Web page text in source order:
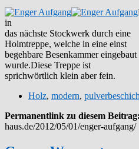
in
das nächste Stockwerk durch eine
Holmtreppe, welche in eine einst
begehbare Besenkammer eingebaut
wurde.Diese Treppe ist
sprichwörtlich klein aber fein.
Holz, modern,
Permanentlink zu diesem Beitrag:
haus.de/2012/05/01/enger-aufgang/